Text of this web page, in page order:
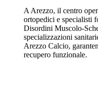
A Arezzo, il centro
ortopedici e specialisti
Disordini Muscolo-
specializzazioni
Arezzo Calcio,
recupero funzionale.